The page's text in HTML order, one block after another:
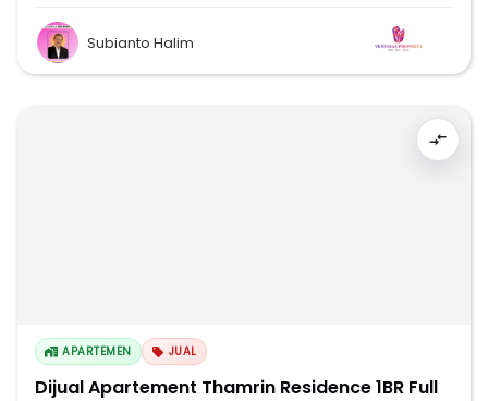
Subianto Halim
APARTEMEN JUAL
Dijual Apartement Thamrin Residence 1BR Full